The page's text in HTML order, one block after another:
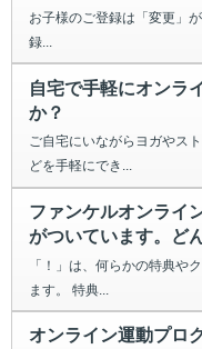
お子様のご登録は「変更」
録...
自宅で手軽にオンラ
か？
ご自宅にいながらヨガやス
どを手軽にでき...
ファンケルオンライ
がついています。ど
「！」は、何らかの特典や
ます。 特典...
オンライン運動プロ